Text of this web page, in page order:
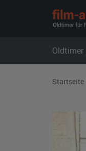
Oldtimer
Startseite